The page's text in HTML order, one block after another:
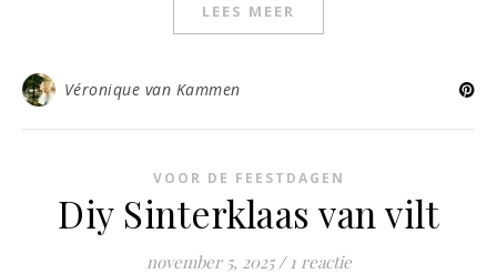
LEES MEER
Véronique van Kammen
VOOR DE FEESTDAGEN
Diy Sinterklaas van vilt
november 5, 2025 / 1 reactie